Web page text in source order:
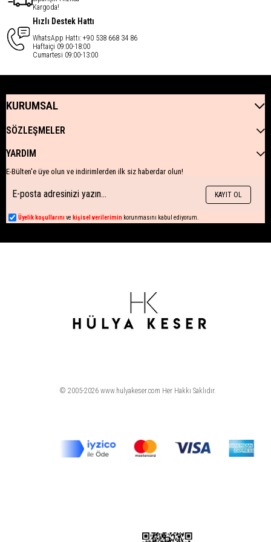
Kargoda!
Hızlı Destek Hattı
WhatsApp Hattı: +90 538 668 34 86
Haftaiçi 09:00-18:00
Cumartesi 09:00-13:00
KURUMSAL
SÖZLEŞMELER
YARDIM
E-Bülten'e üye olun ve indirimlerden ilk siz haberdar olun!
KAYIT OL
Üyelik koşullarını ve kişisel verilerimin korunmasını kabul ediyorum.
© 2005-2026 www.hulyakeser.com Her Hakkı Saklıdır.